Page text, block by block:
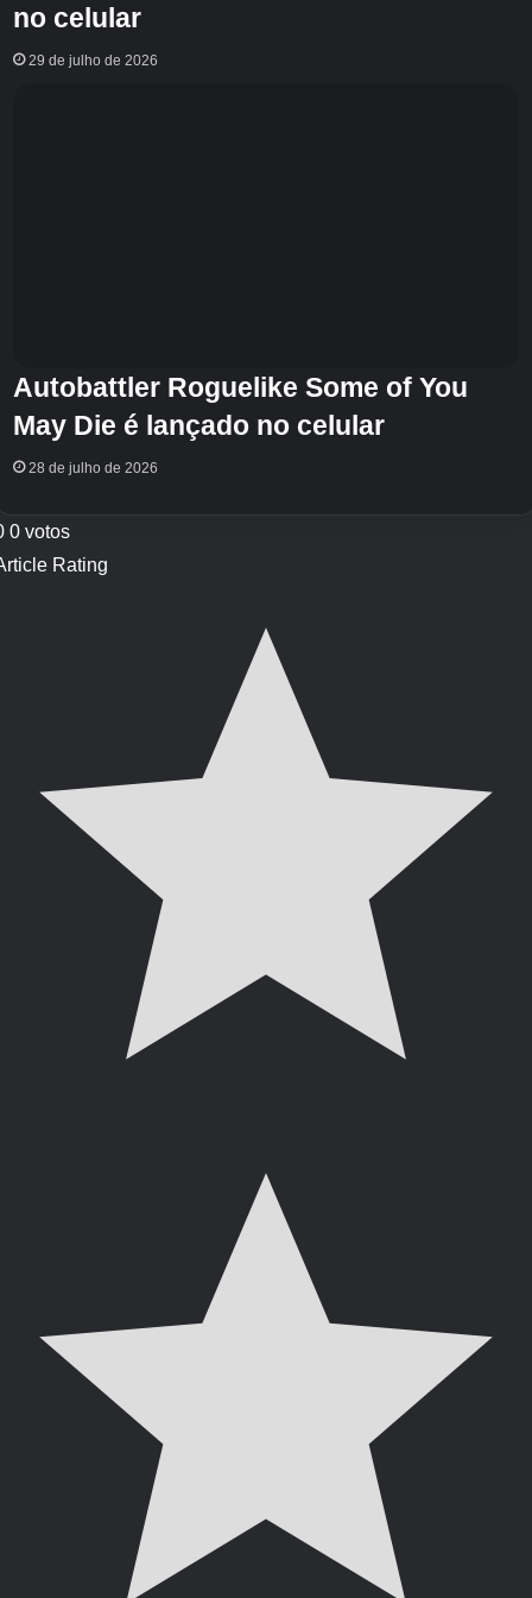
no celular
29 de julho de 2026
Autobattler Roguelike Some of You
May Die é lançado no celular
28 de julho de 2026
0 votos
Rating